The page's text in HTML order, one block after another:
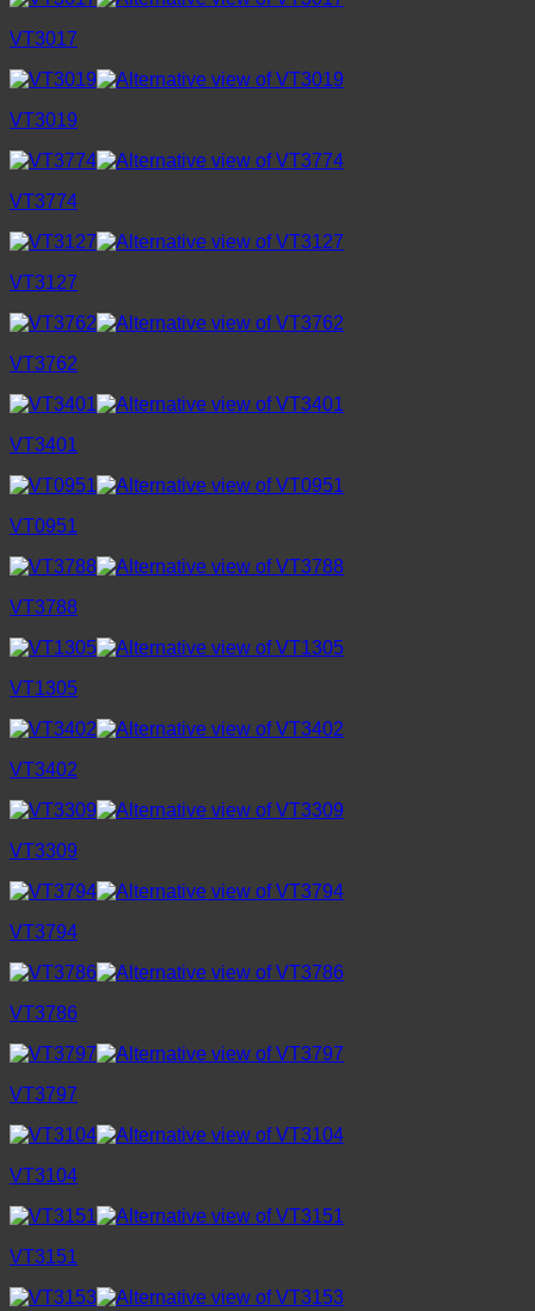
VT3017
VT3019
VT3774
VT3127
VT3762
VT3401
VT0951
VT3788
VT1305
VT3402
VT3309
VT3794
VT3786
VT3797
VT3104
VT3151